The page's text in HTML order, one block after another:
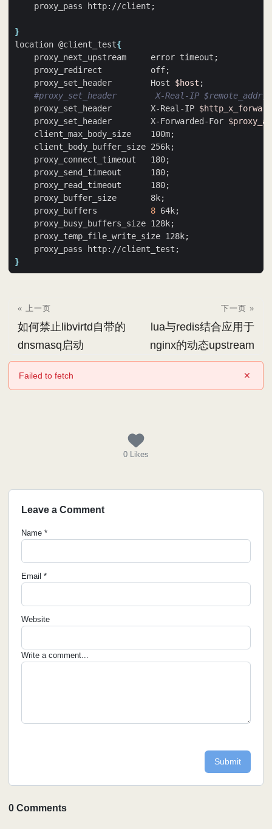
    proxy_pass http://client
;
}
location @client_test{
    proxy_next_upstream     error timeout
;
    proxy_redirect          off
;
    proxy_set_header        Host
$host ;
#proxy_set_header        X-Real-IP $remote_addr;
    proxy_set_header        X-Real-IP
    proxy_set_header        X-Forwarded-For
    client_max_body_size    100m
;
    client_body_buffer_size 256k
;
    proxy_connect_timeout   180
;
    proxy_send_timeout      180
;
    proxy_read_timeout      180
;
    proxy_buffer_size       8k
;
    proxy_buffers
8 64k;
    proxy_busy_buffers_size 128k
;
    proxy_temp_file_write_size 128k
;
    proxy_pass http://client_test
;
}
« 上一页
如何禁止libvirtd自带的
dnsmasq启动
下一页 »
lua与redis结合应用于
nginx的动态upstream